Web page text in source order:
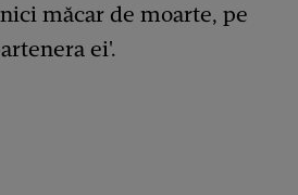
măcar de moarte, pe
ei'.